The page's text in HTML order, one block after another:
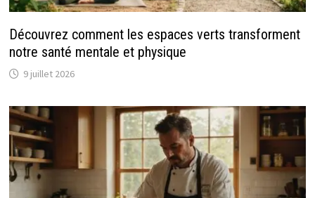
Découvrez comment les espaces verts transforment
notre santé mentale et physique
9 juillet 2026